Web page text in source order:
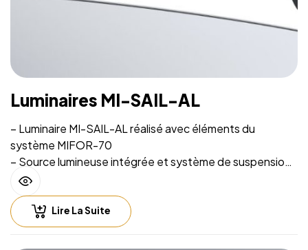
Luminaires MI-SAIL-AL
– Luminaire MI-SAIL-AL réalisé avec éléments du
système MIFOR-70
– Source lumineuse intégrée et système de suspension
sur filins
– Installation facile
– Hauteur de suspension facilement réglable
– Compatible with lighting control including Casambi
Lire La Suite